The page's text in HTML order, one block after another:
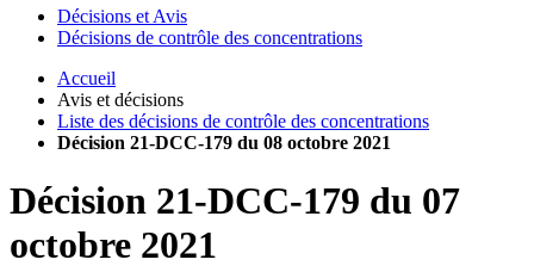
Décisions et Avis
Décisions de contrôle des concentrations
Accueil
Avis et décisions
Liste des décisions de contrôle des concentrations
Décision 21-DCC-179 du 08 octobre 2021
Décision 21-DCC-179 du 07
octobre 2021